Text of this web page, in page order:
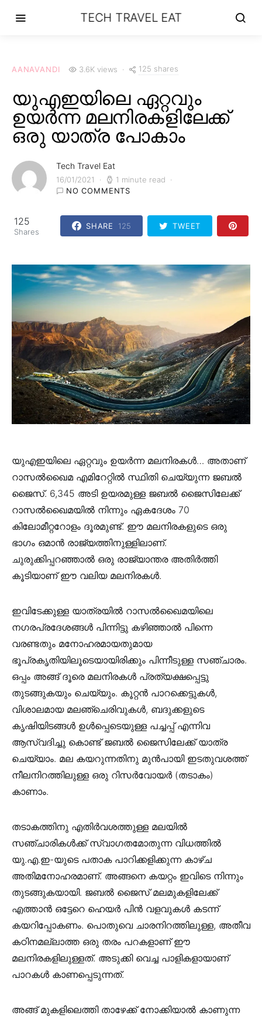
TECH TRAVEL EAT
AANAVANDI 3.6K views 125 shares
യുഎഇയിലെ ഏറ്റവും
ഉയർന്ന മലനിരകളിലേക്ക്
ഒരു യാത്ര പോകാം
Tech Travel Eat
16/01/2021
1 minute read
NO COMMENTS
125
Shares
SHARE 125 TWEET
യുഎഇയിലെ ഏറ്റവും ഉയർന്ന മലനിരകൾ… അതാണ്
റാസൽഖൈമ എമിറേറ്റിൽ സ്ഥിതി ചെയ്യുന്ന ജബൽ
ജൈസ്. 6,345 അടി ഉയരമുള്ള ജബല്‍ ജൈസിലേക്ക്
റാസൽഖൈമയിൽ നിന്നും ഏകദേശം 70
കിലോമീറ്ററോളം ദൂരമുണ്ട്. ഈ മലനിരകളുടെ ഒരു
ഭാഗം ഒമാൻ രാജ്യത്തിനുള്ളിലാണ്.
ചുരുക്കിപ്പറഞ്ഞാൽ ഒരു രാജ്യാന്തര അതിർത്തി
കൂടിയാണ് ഈ വലിയ മലനിരകൾ.
ഇവിടേക്കുള്ള യാത്രയിൽ റാസൽഖൈമയിലെ
നഗരപ്രദേശങ്ങൾ പിന്നിട്ടു കഴിഞ്ഞാൽ പിന്നെ
വരണ്ടതും മനോഹരമായതുമായ
ഭൂപ്രകൃതിയിലൂടെയായിരിക്കും പിന്നീടുള്ള സഞ്ചാരം.
ഒപ്പം അങ്ങ് ദൂരെ മലനിരകൾ പ്രത്യക്ഷപ്പെട്ടു
തുടങ്ങുകയും ചെയ്യും. കൂറ്റന്‍ പാറക്കെട്ടുകള്‍,
വിശാലമായ മലഞ്ചെരിവുകള്‍, ബദുക്കളുടെ
കൃഷിയിടങ്ങള്‍ ഉള്‍പ്പെടെയുള്ള പച്ചപ്പ് എന്നിവ
ആസ്വദിച്ചു കൊണ്ട് ജബൽ ജൈസിലേക്ക് യാത്ര
ചെയ്യാം. മല കയറുന്നതിനു മുൻപായി ഇടതുവശത്ത്
നീലനിറത്തിലുള്ള ഒരു റിസർവോയർ (തടാകം)
കാണാം.
തടാകത്തിനു എതിർവശത്തുള്ള മലയിൽ
സഞ്ചാരികൾക്ക് സ്വാഗതമോതുന്ന വിധത്തിൽ
യു.എ.ഇ-യുടെ പതാക പാറിക്കളിക്കുന്ന കാഴ്ച
അതിമനോഹരമാണ്. അങ്ങനെ കയറ്റം ഇവിടെ നിന്നും
തുടങ്ങുകയായി. ജബൽ ജൈസ് മലമുകളിലേക്ക്
എത്താന്‍ ഒട്ടേറെ ഹെയര്‍ പിന്‍ വളവുകള്‍ കടന്ന്
കയറിപ്പോകണം. പൊതുവെ ചാരനിറത്തിലുള്ള, അതീവ
കഠിനമല്ലാത്ത ഒരു തരം പറകളാണ് ഈ
മലനിരകളിലുള്ളത്. അടുക്കി വെച്ച പാളികളായാണ്
പാറകള്‍ കാണപ്പെടുന്നത്.
അങ്ങ് മുകളിലെത്തി താഴേക്ക് നോക്കിയാൽ കാണുന്ന